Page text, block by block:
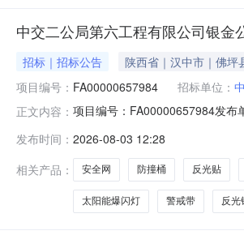
中交二公局第六工程有限公司银
招标｜招标公告 陕西省｜汉中市｜佛坪
项目编号： FA00000657984 招标单位：
正文内容： 项目编号：FA00000657984发布
局第六工程有限公司银金公路瓦
发布时间： 2026-08-03 12:28
相关产品：
安全网 防撞桶 反光贴
太阳能爆闪灯 警戒带 反光